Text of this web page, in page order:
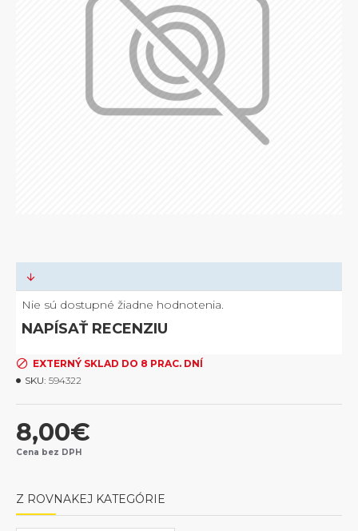
Nie sú dostupné žiadne hodnotenia.
NAPÍSAŤ RECENZIU
8,00€
Cena bez DPH
EXTERNÝ SKLAD DO 8 PRAC. DNÍ
SKU: 594322
Z ROVNAKEJ KATEGÓRIE